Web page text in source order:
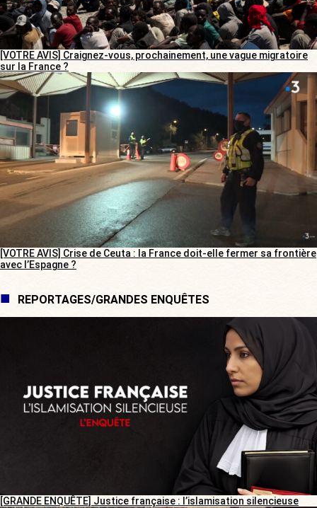
[VOTRE AVIS] Craignez-vous, prochainement, une vague migratoire
sur la France ?
[VOTRE AVIS] Crise de Ceuta : la France doit-elle fermer sa frontière
avec l’Espagne ?
REPORTAGES/GRANDES ENQUÊTES
[GRANDE ENQUÊTE] Justice française : l’islamisation silencieuse